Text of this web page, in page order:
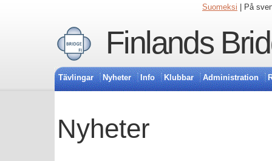
Suomeksi | På
Finlands
Tävlingar Nyheter Info Klubbar Administration
Nyheter